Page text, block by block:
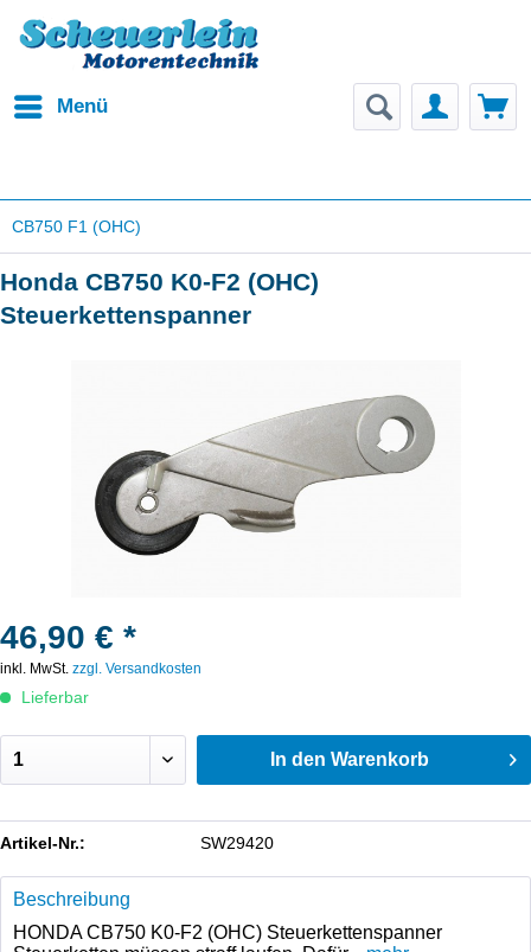
Menü
CB750 F1 (OHC)
Honda CB750 K0-F2 (OHC)
Steuerkettenspanner
46,90 € *
inkl. MwSt. zzgl. Versandkosten
Lieferbar
In den Warenkorb
Artikel-Nr.: SW29420
Beschreibung
HONDA CB750 K0-F2 (OHC) Steuerkettenspanner